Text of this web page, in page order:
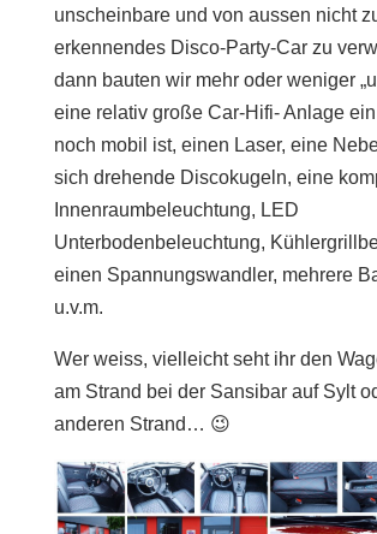
unscheinbare und von aussen nicht
erkennendes Disco-Party-Car zu
dann bauten wir mehr oder weniger
eine relativ große Car-Hifi- Anlage
noch mobil ist, einen Laser, eine
sich drehende Discokugeln, eine
Innenraumbeleuchtung, LED
Unterbodenbeleuchtung,
einen Spannungswandler, mehrere
u.v.m.
Wer weiss, vielleicht seht ihr den
am Strand bei der Sansibar auf Sylt
anderen Strand… 😉